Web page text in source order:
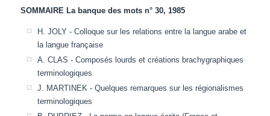
SOMMAIRE La banque des mots n° 30, 1985
H. JOLY - Colloque sur les relations entre la langue arabe et
la langue française
A. CLAS - Composés lourds et créations brachygraphiques
terminologiques
J. MARTINEK - Quelques remarques sur les régionalismes
terminologiques